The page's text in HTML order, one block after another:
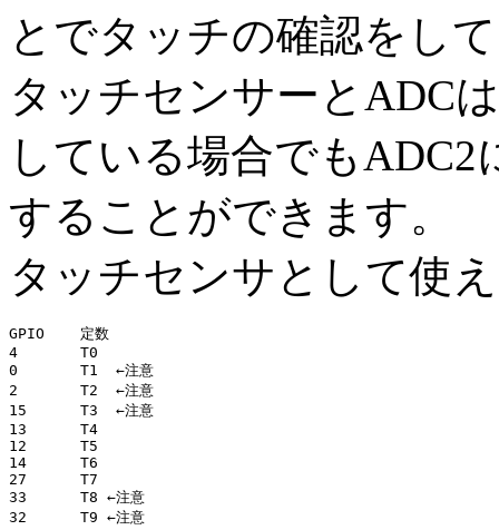
とでタッチの確認をし
タッチセンサーとADC
している場合でも
することができます。
タッチセンサとして使
GPIO	定数
4	T0
0	T1  ←注意
2	T2  ←注意
15	T3  ←注意
13	T4
12	T5
14	T6
27	T7
33	T8 ←注意